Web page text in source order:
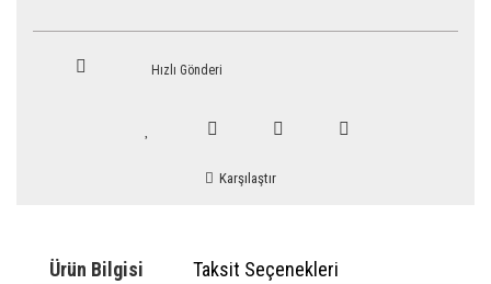
Hızlı Gönderi
Karşılaştır
Ürün Bilgisi Taksit Seçenekleri